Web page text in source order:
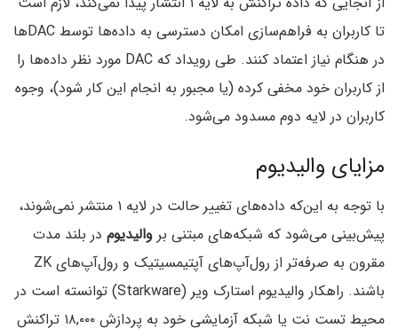
تا کاربران به فراهم‌سازی امکان دسترسی به داده‌ها توسط DAC‌ها
در هنگام نیاز اعتماد کنند. طی رویداد که DAC مورد نظر داده‌ها را
از کاربران خود مخفی کرده (یا مجبور به انجام این کار شود‌)‌، وجوه
کاربران در لایه دوم مسدود می‌شود.
مزایای والیدیوم
با توجه به این‌که داده‌های تغییر حالت در لایه ۱ منتشر نمی‌شوند‌،
پیش‌بینی می‌شود که شبکه‌های مبتنی بر والیدیوم در بلند مدت
مقرون به صرفه‌تر از رول‌آپ‌های آپتیمسیتیک و رول‌آپ‌های ZK
باشند. راهکار والیدیوم استارک ویر (Starkware‌) توانسته است در
محیط تست نت یا شبکه آزمایشی خود به پردازش ۱۸,۰۰۰ تراکنش